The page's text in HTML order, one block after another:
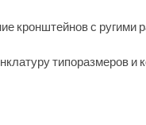
кронштейнов с ругими
типоразмеров и